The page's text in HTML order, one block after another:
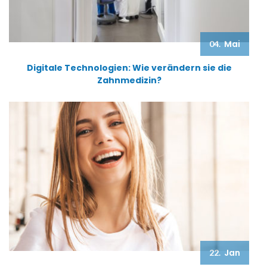
04. Mai
Digitale Technologien: Wie verändern sie die
Zahnmedizin?
22. Jan